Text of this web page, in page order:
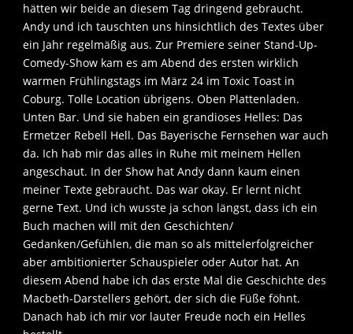
hätten wir beide an diesem Tag dringend gebraucht.
Andy und ich tauschten uns hinsichtlich des Textes über
ein Jahr regelmäßig aus. Zur Premiere seiner Stand-Up-
Comedy-Show kam es am Abend des ersten wirklich
warmen Frühlingstags im März 24 im Toxic Toast in
Coburg. Tolle Location übrigens. Oben Plattenladen.
Unten Bar. Und sie haben ein grandioses Helles: Das
Ermetzer Rebell Hell. Das Bayerische Fernsehen war auch
da. Ich hab mir das alles in Ruhe mit meinem Hellen
angeschaut. In der Show hat Andy dann kaum einen
meiner Texte gebraucht. Das war okay. Er lernt nicht
gerne Text. Und ich wusste ja schon längst, dass ich ein
Buch machen will mit den Geschichten/
Gedanken/Gefühlen, die man so als mittelerfolgreicher
aber ambitionierter Schauspieler oder Autor hat. An
diesem Abend habe ich das erste Mal die Geschichte des
Macbeth-Darstellers gehört, der sich die Füße föhnt.
Danach hab ich mir vor lauter Freude noch ein Helles